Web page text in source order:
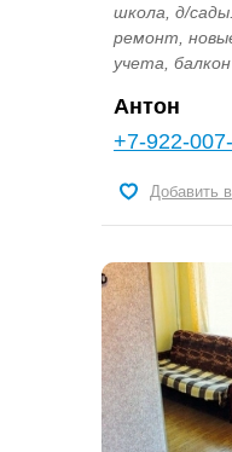
школа, д/
ремонт,
учета, балкон
Антон
+7-922-
Добавить